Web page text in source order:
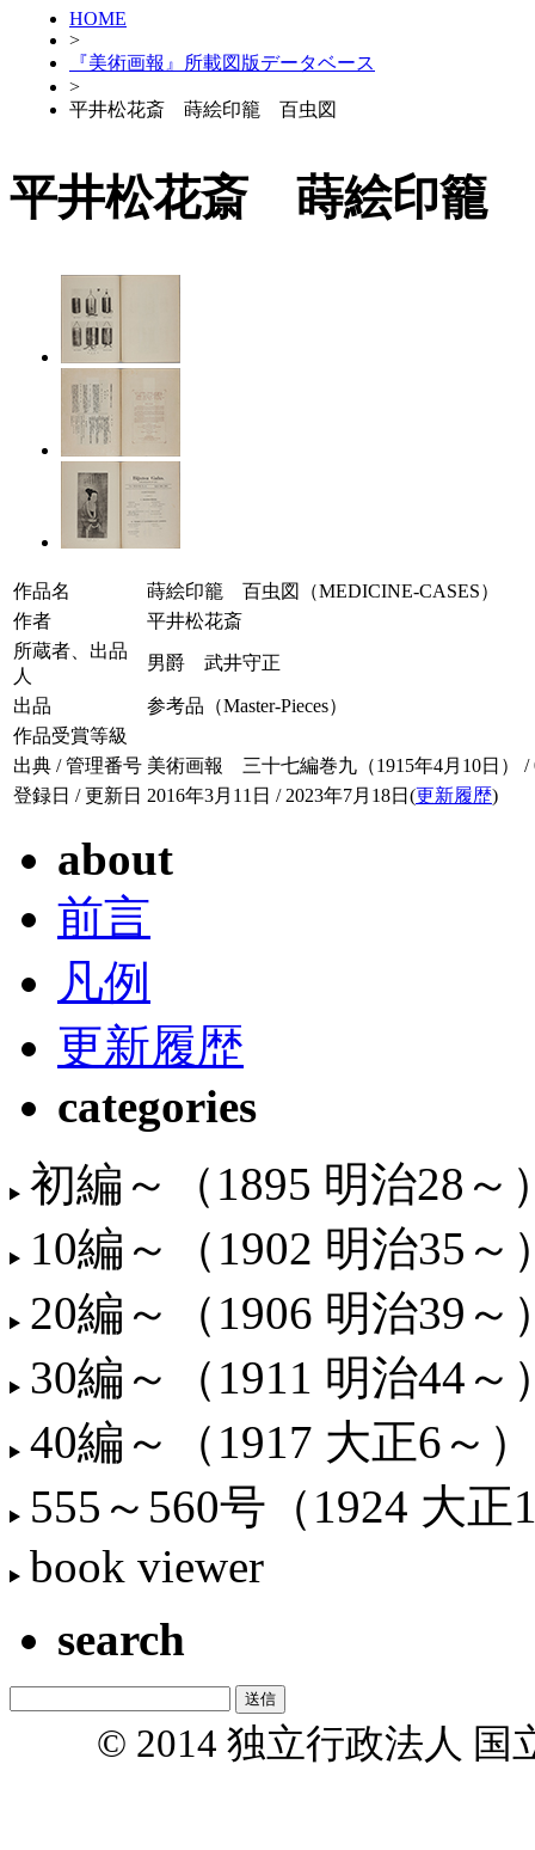
HOME
>
『美術画報』所載図版データベース
>
平井松花斎 蒔絵印籠 百虫図
平井松花斎 蒔絵印籠
作品名
蒔絵印籠 百虫図（MEDICINE-CASES）
作者
平井松花斎
所蔵者、出品
人
男爵 武井守正
出品
参考品（Master-Pieces）
作品受賞等級
出典 / 管理番号 美術画報 三十七編巻九（1915年4月10日） /
登録日 / 更新日 2016年3月11日 / 2023年7月18日(更新履歴)
about
前言
凡例
更新履歴
categories
初編～（1895 明治28～
10編～（1902 明治35～
20編～（1906 明治39～
30編～（1911 明治44～
40編～（1917 大正6～）
555～560号（1924 大正
book viewer
search
© 2014 独立行政法人 国